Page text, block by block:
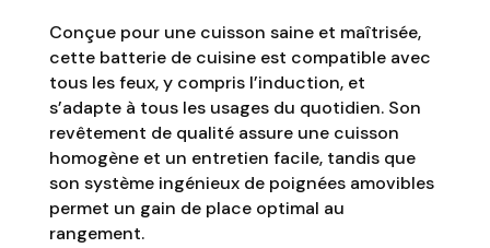
Conçue pour une cuisson saine et maîtrisée,
cette batterie de cuisine est compatible avec
tous les feux, y compris l’induction, et
s’adapte à tous les usages du quotidien. Son
revêtement de qualité assure une cuisson
homogène et un entretien facile, tandis que
son système ingénieux de poignées amovibles
permet un gain de place optimal au
rangement.